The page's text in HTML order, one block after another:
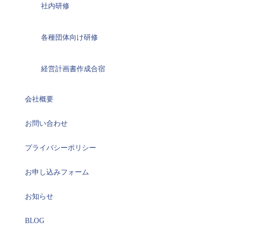
社内研修
各種団体向け研修
経営計画書作成合宿
会社概要
お問い合わせ
プライバシーポリシー
お申し込みフォーム
お知らせ
BLOG